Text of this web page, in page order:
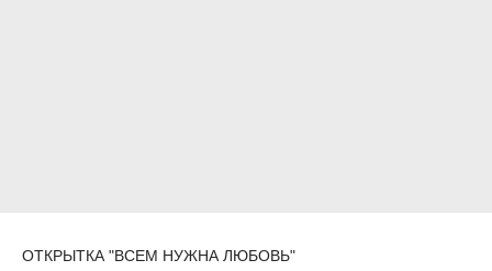
ОТКРЫТКА "ВСЕМ НУЖНА ЛЮБОВЬ"